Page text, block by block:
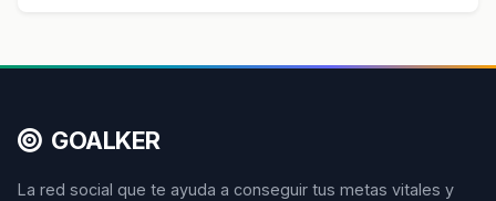
GOALKER
La red social que te ayuda a conseguir tus metas vitales y